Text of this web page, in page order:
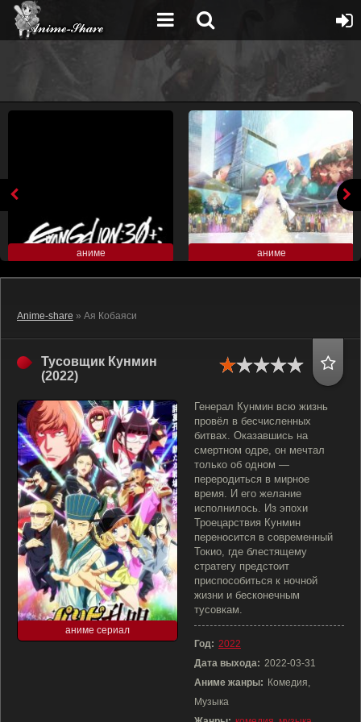
аниме аниме
Anime-share » Ая Кобаяси
Тусовщик Кунмин
(2022)
аниме сериал
Генерал Кунмин всю жизнь
провёл в бесчисленных
битвах. Оказавшись на
смертном одре, он мечтал
только об одном —
переродиться в мирное
время. И его желание
исполнилось. Из эпохи
Троецарствия Кунмин
переносится в современный
Токио, где блестящему
стратегу предстоит
приспособиться к ночной
жизни и бесконечным
тусовкам.
Год: 2022
Дата выхода: 2022-03-31
Аниме жанры: Комедия,
Музыка